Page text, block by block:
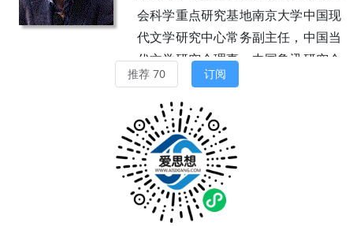
会科学重点研究基地南京大学中国现
代文学研究中心常务副主任，中国当
代文学研究会理事，中国鲁迅研究会
常务理事，江苏省当代文学研究会会
长。1978年考入中国人民解放军洛
阳外国语学院日语专业，1982年获
学士学位。1986年考入复旦大学中
文系，师从潘旭澜，先后获中国现当
代文学硕士（1989年）和博士学位
（1992年）。1992年进入南京军区
推荐 70 订阅